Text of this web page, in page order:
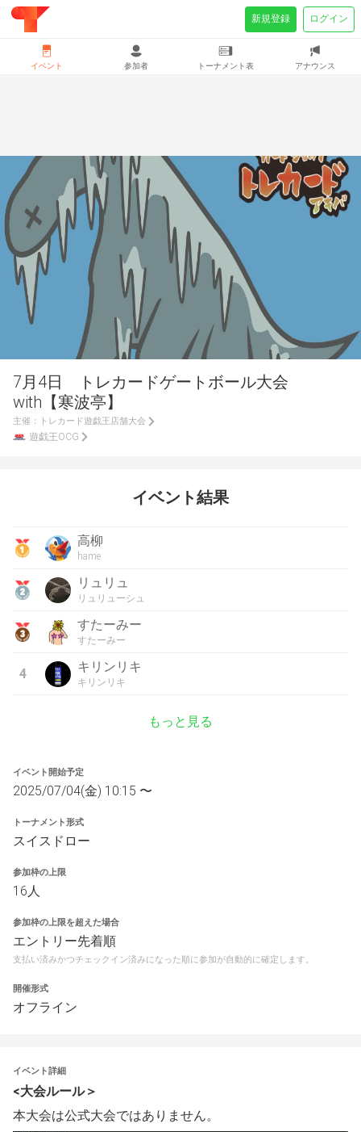
7月4日 トレカードゲートボール大会
with【寒波亭】
主催： トレカード遊戯王店舗大会
遊戯王OCG
イベント結果
高柳
hame
リュリュ
リュリューシュ
すたーみー
すたーみー
4 キリンリキ
キリンリキ
もっと見る
イベント開始予定
2025/07/04(金) 10:15 〜
トーナメント形式
スイスドロー
参加枠の上限
16人
参加枠の上限を超えた場合
エントリー先着順
支払い済みかつチェックイン済みになった順に参加が自動的に確定します。
開催形式
オフライン
イベント詳細
<大会ルール＞
本大会は公式大会ではありません。
イベント 参加者 トーナメント表 アナウンス
新規登録 ログイン